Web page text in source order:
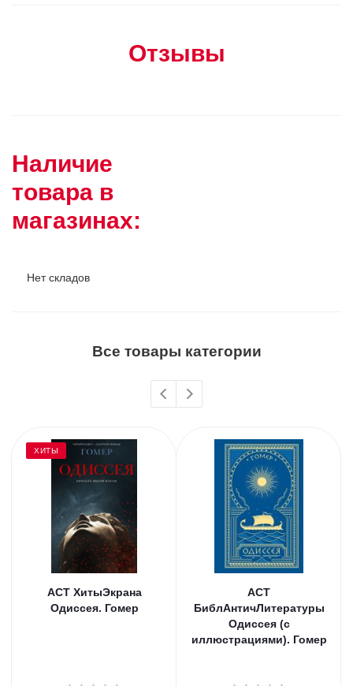
Отзывы
Наличие
товара в
магазинах:
Нет складов
Все товары категории
ХИТЫ
АСТ ХитыЭкрана
Одиссея. Гомер
АСТ
БиблАнтичЛитературы
Одиссея (с
иллюстрациями). Гомер